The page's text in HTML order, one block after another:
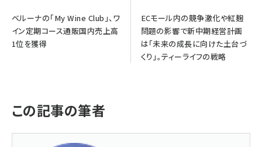
ベルーナの「My Wine Club」、ワ
イン定期コース通販国内売上高
1位を獲得
ECモール内の競争激化や紅麹
問題の影響で新中期経営計画
は「未来の成長に向けた土台づ
くり」。ティーライフの戦略
この記事の筆者